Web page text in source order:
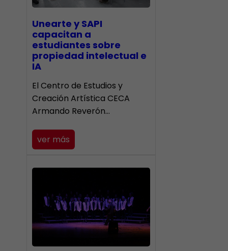
Unearte y SAPI
capacitan a
estudiantes sobre
propiedad intelectual e
IA
El Centro de Estudios y
Creación Artística CECA
Armando Reverón…
ver más